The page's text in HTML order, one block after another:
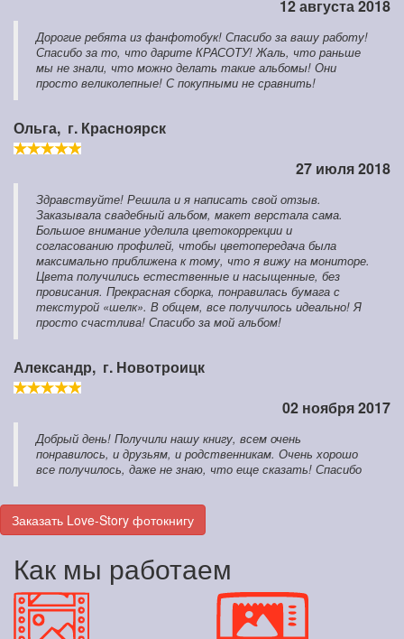
12 августа 2018
Дорогие ребята из фанфотобук! Спасибо за вашу работу!
Спасибо за то, что дарите КРАСОТУ! Жаль, что раньше
мы не знали, что можно делать такие альбомы! Они
просто великолепные! С покупными не сравнить!
Ольга, г. Красноярск
27 июля 2018
Здравствуйте! Решила и я написать свой отзыв.
Заказывала свадебный альбом, макет верстала сама.
Большое внимание уделила цветокоррекции и
согласованию профилей, чтобы цветопередача была
максимально приближена к тому, что я вижу на мониторе.
Цвета получились естественные и насыщенные, без
провисания. Прекрасная сборка, понравилась бумага с
текстурой «шелк». В общем, все получилось идеально! Я
просто счастлива! Спасибо за мой альбом!
Александр, г. Новотроицк
02 ноября 2017
Добрый день! Получили нашу книгу, всем очень
понравилось, и друзьям, и родственникам. Очень хорошо
все получилось, даже не знаю, что еще сказать! Спасибо
Заказать Love-Story фотокнигу
Как мы работаем